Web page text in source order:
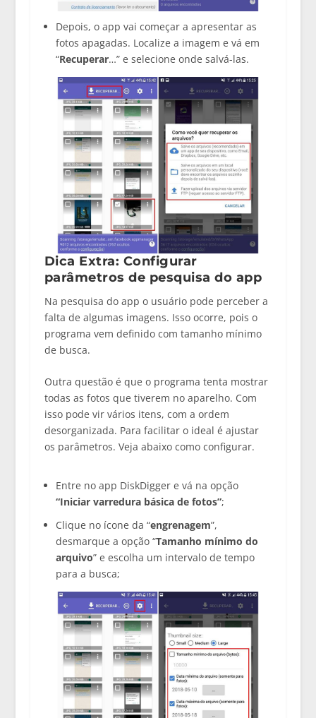
Depois, o app vai começar a apresentar as
fotos apagadas. Localize a imagem e vá em
“Recuperar…” e selecione onde salvá-las.
Dica Extra: Configurar
parâmetros de pesquisa do app
Na pesquisa do app o usuário pode perceber a
falta de algumas imagens. Isso ocorre, pois o
programa vem definido com tamanho mínimo
de busca.
Outra questão é que o programa tenta mostrar
todas as fotos que tiverem no aparelho. Com
isso pode vir vários itens, com a ordem
desorganizada. Para facilitar o ideal é ajustar
os parâmetros. Veja abaixo como configurar.
Entre no app DiskDigger e vá na opção
“Iniciar varredura básica de fotos”;
Clique no ícone da “engrenagem”,
desmarque a opção “Tamanho mínimo do
arquivo” e escolha um intervalo de tempo
para a busca;